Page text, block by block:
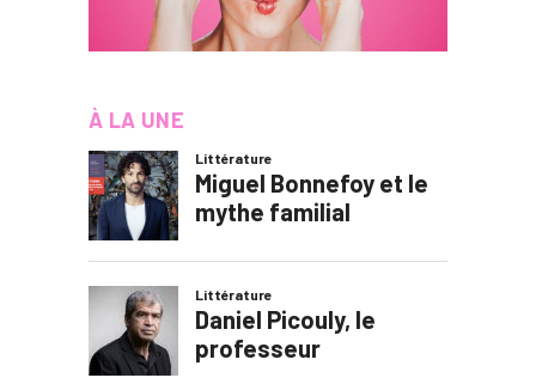
À LA UNE